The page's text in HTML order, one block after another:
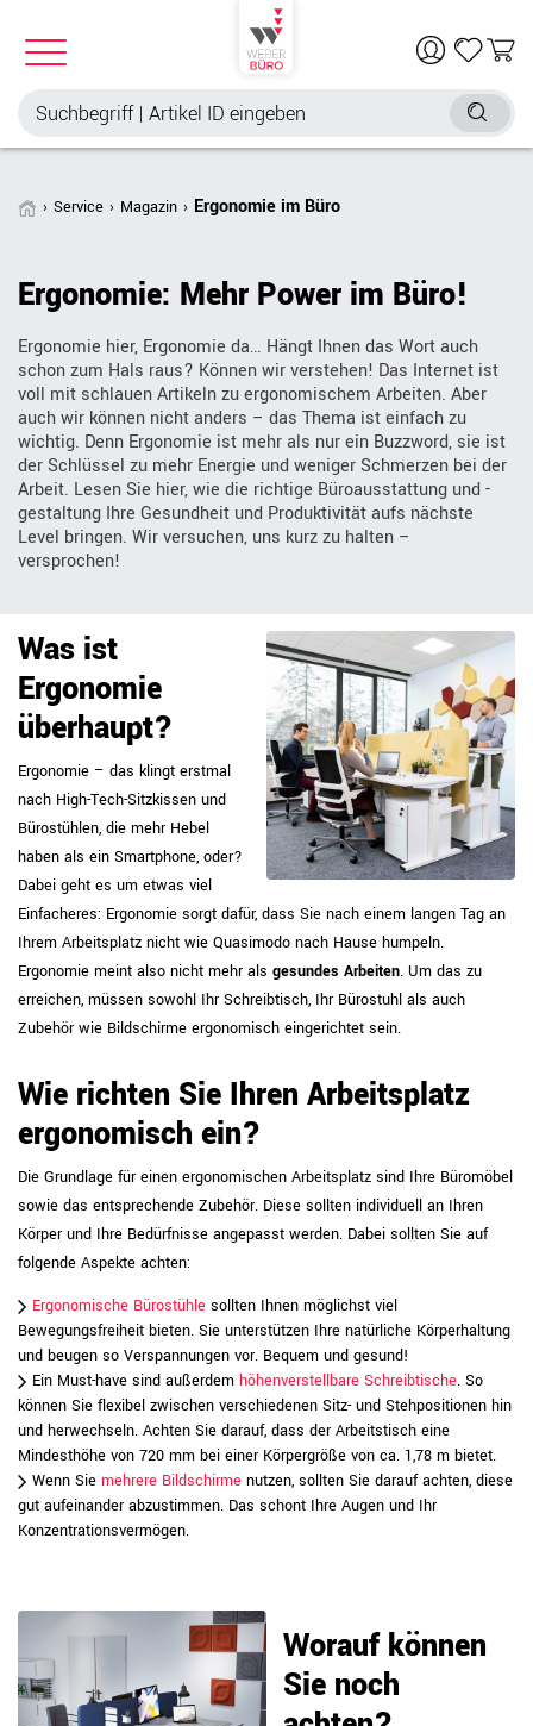
Service Magazin Ergonomie im Büro
Ergonomie: Mehr Power im Büro!
Ergonomie hier, Ergonomie da… Hängt Ihnen das Wort auch
schon zum Hals raus? Können wir verstehen! Das Internet ist
voll mit schlauen Artikeln zu ergonomischem Arbeiten. Aber
auch wir können nicht anders – das Thema ist einfach zu
wichtig. Denn Ergonomie ist mehr als nur ein Buzzword, sie ist
der Schlüssel zu mehr Energie und weniger Schmerzen bei der
Arbeit. Lesen Sie hier, wie die richtige Büroausstattung und -
gestaltung Ihre Gesundheit und Produktivität aufs nächste
Level bringen. Wir versuchen, uns kurz zu halten –
versprochen!
Was ist
Ergonomie
überhaupt?
Ergonomie – das klingt erstmal
nach High-Tech-Sitzkissen und
Bürostühlen, die mehr Hebel
haben als ein Smartphone, oder?
Dabei geht es um etwas viel
Einfacheres: Ergonomie sorgt dafür, dass Sie nach einem langen Tag an
Ihrem Arbeitsplatz nicht wie Quasimodo nach Hause humpeln.
Ergonomie meint also nicht mehr als gesundes Arbeiten. Um das zu
erreichen, müssen sowohl Ihr Schreibtisch, Ihr Bürostuhl als auch
Zubehör wie Bildschirme ergonomisch eingerichtet sein.
Wie richten Sie Ihren Arbeitsplatz
ergonomisch ein?
Die Grundlage für einen ergonomischen Arbeitsplatz sind Ihre Büromöbel
sowie das entsprechende Zubehör. Diese sollten individuell an Ihren
Körper und Ihre Bedürfnisse angepasst werden. Dabei sollten Sie auf
folgende Aspekte achten:
Ergonomische Bürostühle sollten Ihnen möglichst viel
Bewegungsfreiheit bieten. Sie unterstützen Ihre natürliche Körperhaltung
und beugen so Verspannungen vor. Bequem und gesund!
Ein Must-have sind außerdem höhenverstellbare Schreibtische. So
können Sie flexibel zwischen verschiedenen Sitz- und Stehpositionen hin
und herwechseln. Achten Sie darauf, dass der Arbeitstisch eine
Mindesthöhe von 720 mm bei einer Körpergröße von ca. 1,78 m bietet.
Wenn Sie mehrere Bildschirme nutzen, sollten Sie darauf achten, diese
gut aufeinander abzustimmen. Das schont Ihre Augen und Ihr
Konzentrationsvermögen.
Worauf können
Sie noch